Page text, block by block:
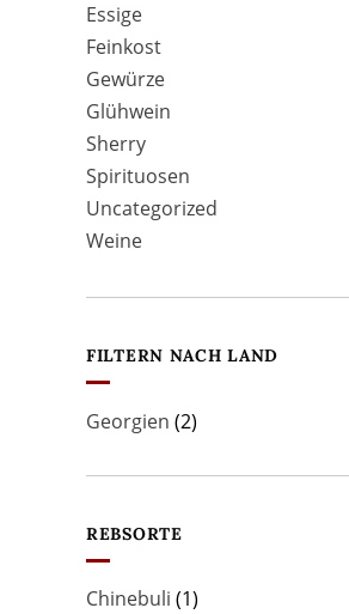
Essige
Feinkost
Gewürze
Glühwein
Sherry
Spirituosen
Uncategorized
Weine
FILTERN NACH LAND
Georgien (2)
REBSORTE
Chinebuli (1)